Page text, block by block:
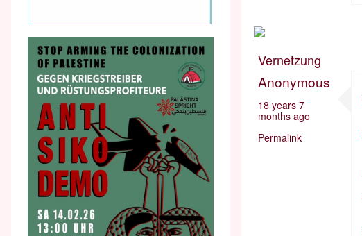
Vernetzung
Anonymous
18 years 7
months ago
Permalink